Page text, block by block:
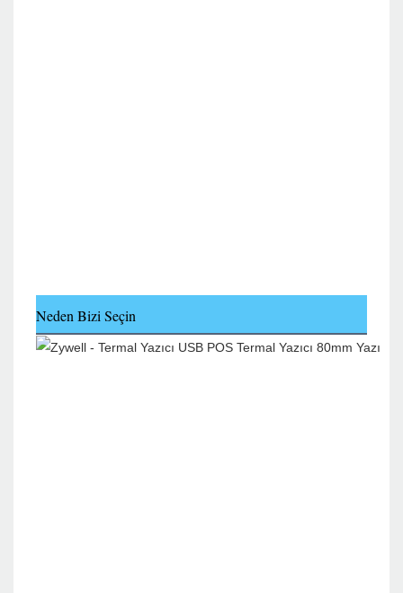
Neden Bizi Seçin